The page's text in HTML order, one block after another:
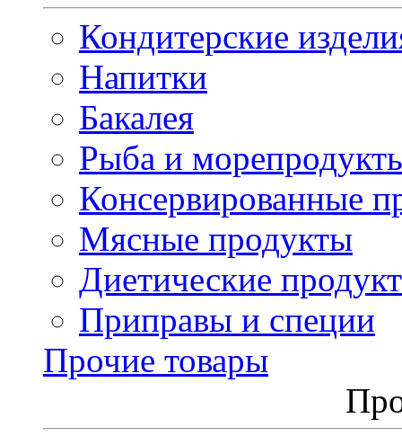
Кондитерские
Напитки
Бакалея
Рыба и
Консервированные
Мясные продукты
Диетические
Приправы и специи
Прочие товары